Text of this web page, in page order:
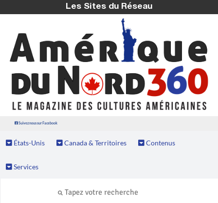
Les Sites du Réseau
Suivez nous sur Facebook
États-Unis Canada & Territoires Contenus
Services